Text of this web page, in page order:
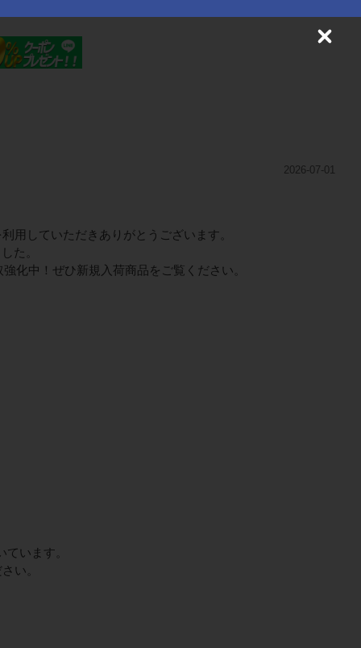
2026-07-01
用していただきありがとうございます。
た。
化中！ぜひ新規入荷商品をご覧ください。
います。
い。
C